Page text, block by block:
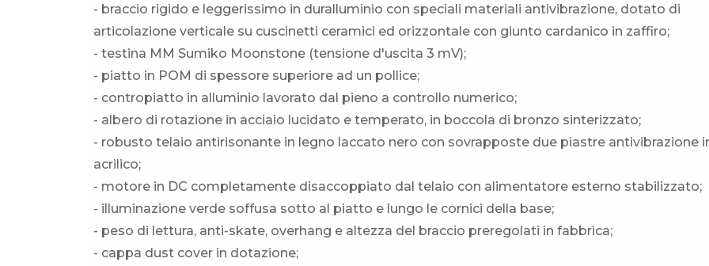
- braccio rigido e leggerissimo in duralluminio con speciali materiali antivibrazione, dotato di
articolazione verticale su cuscinetti ceramici ed orizzontale con giunto cardanico in zaffiro;
- testina MM Sumiko Moonstone (tensione d'uscita 3 mV);
- piatto in POM di spessore superiore ad un pollice;
- contropiatto in alluminio lavorato dal pieno a controllo numerico;
- albero di rotazione in acciaio lucidato e temperato, in boccola di bronzo sinterizzato;
- robusto telaio antirisonante in legno laccato nero con sovrapposte due piastre antivibrazione
acrilico;
- motore in DC completamente disaccoppiato dal telaio con alimentatore esterno stabilizzato;
- illuminazione verde soffusa sotto al piatto e lungo le cornici della base;
- peso di lettura, anti-skate, overhang e altezza del braccio preregolati in fabbrica;
- cappa dust cover in dotazione;